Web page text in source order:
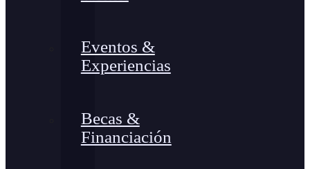
Eventos &
Experiencias
Becas &
Financiación